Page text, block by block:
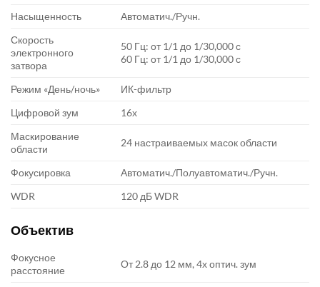
Насыщенность
Автоматич./Ручн.
Скорость
электронного
затвора
50 Гц: от 1/1 до 1/30,000 с
60 Гц: от 1/1 до 1/30,000 с
Режим «День/ночь»
ИК-фильтр
Цифровой зум
16х
Маскирование
области
24 настраиваемых масок области
Фокусировка
Автоматич./Полуавтоматич./Ручн.
WDR
120 дБ WDR
Объектив
Фокусное
расстояние
От 2.8 до 12 мм, 4х оптич. зум